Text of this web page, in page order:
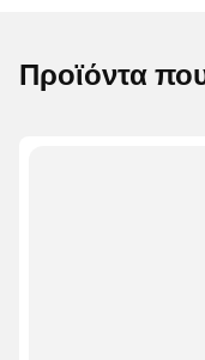
Προϊόντα